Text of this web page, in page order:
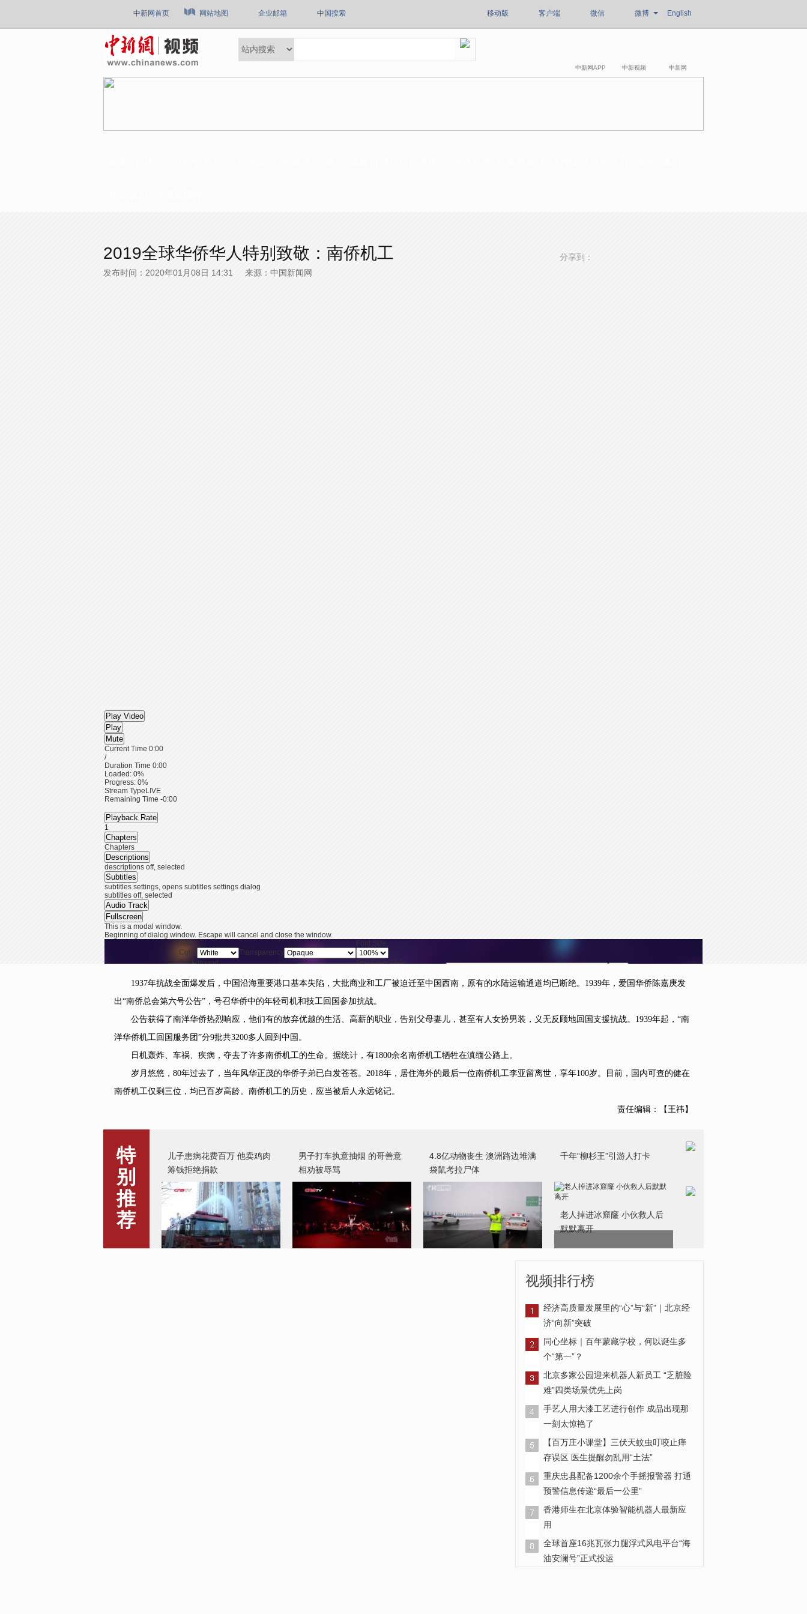
中新网首页 网站地图 企业邮箱 中国搜索 移动版 客户端 微信 微博 English
中新网APP 中新视频 中新网
2019全球华侨华人特别致敬：南侨机工
发布时间：2020年01月08日 14:31 来源：中国新闻网
分享到：
Play Video
Play
Mute
Current Time 0:00
/
Duration Time 0:00
Loaded : 0%
Progress: 0%
Stream Type LIVE
Remaining Time -0:00
Playback Rate
1
Chapters
Chapters
Descriptions
descriptions off, selected
Subtitles
subtitles settings, opens subtitles settings dialog
subtitles off, selected
Audio Track
Fullscreen
This is a modal window.
Beginning of dialog window. Escape will cancel and close the window.
Text
Color
Transparency
Background
Window
Font Size
Text Edge Style
Font Family
End of dialog window.
1937年抗战全面爆发后，中国沿海重要港口基本失陷，大批商业和工厂被迫迁至中国西南，原有的水陆运输通道均已断绝。1939年，爱国华侨陈嘉庚发
出“南侨总会第六号公告”，号召华侨中的年轻司机和技工回国参加抗战。
公告获得了南洋华侨热烈响应，他们有的放弃优越的生活、高薪的职业，告别父母妻儿，甚至有人女扮男装，义无反顾地回国支援抗战。1939年起，“南
洋华侨机工回国服务团”分9批共3200多人回到中国。
日机轰炸、车祸、疾病，夺去了许多南侨机工的生命。据统计，有1800余名南侨机工牺牲在滇缅公路上。
岁月悠悠，80年过去了，当年风华正茂的华侨子弟已白发苍苍。2018年，居住海外的最后一位南侨机工李亚留离世，享年100岁。目前，国内可查的健在
南侨机工仅剩三位，均已百岁高龄。南侨机工的历史，应当被后人永远铭记。
责任编辑：【王祎】
特
别
推
荐
遇到高层火灾如何科学逃生
8台大戏全球巡演 辽宁芭蕾
舞团庆40岁生日
河南高速交警路警连夜迎战
默默离开
千年“柳杉王”引游人打卡
视频排行榜
经济高质量发展里的“心”与“新”｜北京经
济“向新”突破
同心坐标｜百年蒙藏学校，何以诞生多
个“第一”？
北京多家公园迎来机器人新员工 “乏脏险
难”四类场景优先上岗
手艺人用大漆工艺进行创作 成品出现那
一刻太惊艳了
【百万庄小课堂】三伏天蚊虫叮咬止痒
存误区 医生提醒勿乱用“土法”
重庆忠县配备1200余个手摇报警器 打通
预警信息传递“最后一公里”
香港师生在北京体验智能机器人最新应
用
全球首座16兆瓦张力腿浮式风电平台“海
油安澜号”正式投运